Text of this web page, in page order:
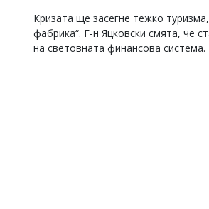
въвеждат
читателите
Кризата ще засегне тежко
фабрика“. Г-н Яцковски смята, че
на световната финансова система.